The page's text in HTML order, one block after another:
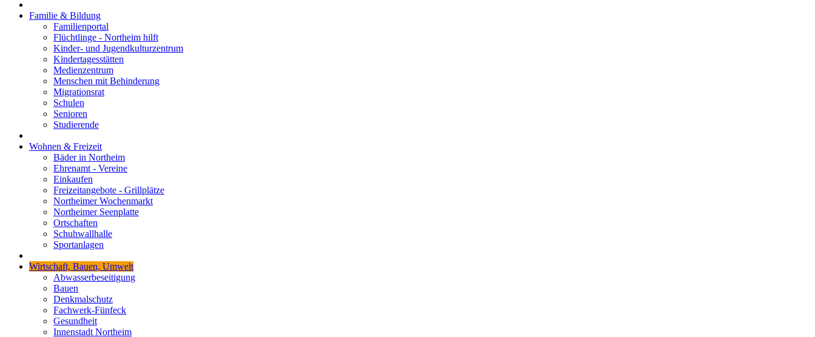
Familie & Bildung
Familienportal
Flüchtlinge - Northeim hilft
Kinder- und Jugendkulturzentrum
Kindertagesstätten
Medienzentrum
Menschen mit Behinderung
Migrationsrat
Schulen
Senioren
Studierende
Wohnen & Freizeit
Bäder in Northeim
Ehrenamt - Vereine
Einkaufen
Freizeitangebote - Grillplätze
Northeimer Wochenmarkt
Northeimer Seenplatte
Ortschaften
Schuhwallhalle
Sportanlagen
Wirtschaft, Bauen, Umwelt
Abwasserbeseitigung
Bauen
Denkmalschutz
Fachwerk-Fünfeck
Gesundheit
Innenstadt Northeim